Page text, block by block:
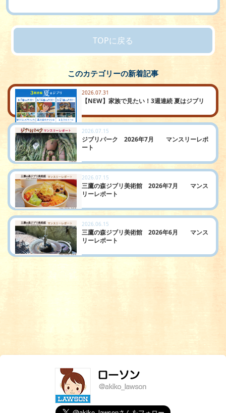
TOPに戻る
このカテゴリーの新着記事
2026.07.31
【NEW】家族で見たい！3週連続 夏はジブリ
2026.07.15
ジブリパーク 2026年7月 マンスリーレポ
ート
2026.07.15
三鷹の森ジブリ美術館 2026年7月 マンス
リーレポート
2026.06.15
三鷹の森ジブリ美術館 2026年6月 マンス
リーレポート